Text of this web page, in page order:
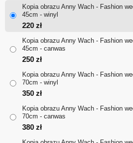
220 zł
1,570
Kopia obrazu Anny Wach - Fashion
45cm - winyl
220 zł
Kopia obrazu Anny Wach - Fashion
45cm - canwas
250 zł
Kopia obrazu Anny Wach - Fashion
70cm - winyl
350 zł
Kopia obrazu Anny Wach - Fashion
70cm - canwas
380 zł